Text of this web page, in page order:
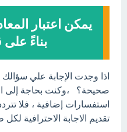
يمكن اعتبار
بناءً
صحيحة؟ ،وكنت بحاجة إلى
استفسارات إضافية ، فلا
تقديم الاجابة الاحترافية